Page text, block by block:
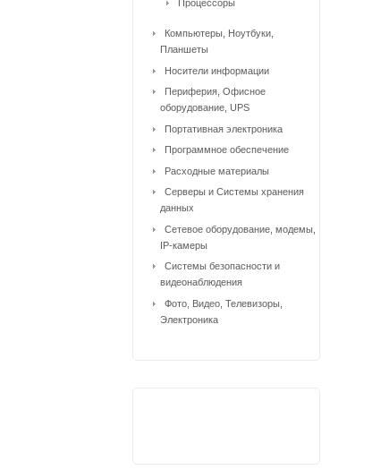
Процессоры
Компьютеры, Ноутбуки,
Планшеты
Носители информации
Периферия, Офисное
оборудование, UPS
Портативная электроника
Программное обеспечение
Расходные материалы
Серверы и Системы хранения
данных
Сетевое оборудование, модемы,
IP-камеры
Системы безопасности и
видеонаблюдения
Фото, Видео, Телевизоры,
Электроника